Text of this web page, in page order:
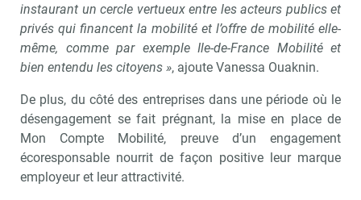
instaurant un cercle vertueux entre les acteurs publics et
privés qui financent la mobilité et l’offre de mobilité elle-
même, comme par exemple Ile-de-France Mobilité et
bien entendu les citoyens », ajoute Vanessa Ouaknin.
De plus, du côté des entreprises dans une période où le
désengagement se fait prégnant, la mise en place de
Mon Compte Mobilité, preuve d’un engagement
écoresponsable nourrit de façon positive leur marque
employeur et leur attractivité.